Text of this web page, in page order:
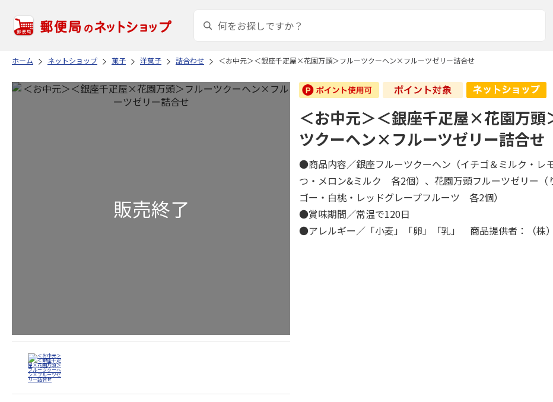
ホーム ネットショップ 菓子 洋菓子 詰合わせ ＜お中元＞＜銀座千疋屋×花園万頭＞フルーツクーヘン×フルーツゼリー詰合せ
＜お中元＞＜銀座千疋屋×花園万頭
ツクーヘン×フルーツゼリー詰合せ
●商品内容／銀座フルーツクーヘン（イチゴ＆ミルク・レ
つ・メロン&ミルク 各2個）、花園万頭フルーツゼリー（
ゴー・白桃・レッドグレープフルーツ 各2個）
●賞味期間／常温で120日
●アレルギー／「小麦」「卵」「乳」 商品提供者：（株